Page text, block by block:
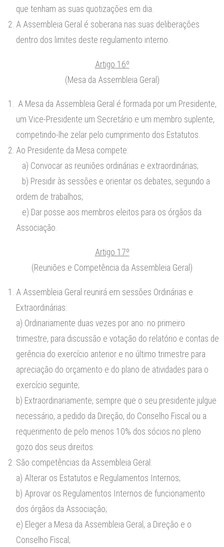
que tenham as suas quotizações em dia.
A Assembleia Geral é soberana nas suas deliberações
dentro dos limites deste regulamento interno.
Artigo 16º
(Mesa da Assembleia Geral)
A Mesa da Assembleia Geral é formada por um Presidente,
um Vice-Presidente um Secretário e um membro suplente,
competindo-lhe zelar pelo cumprimento dos Estatutos.
Ao Presidente da Mesa compete:
a) Convocar as reuniões ordinárias e extraordinárias;
b) Presidir às sessões e orientar os debates, segundo a
ordem de trabalhos;
e) Dar posse aos membros eleitos para os órgãos da
Associação.
Artigo 17º
(Reuniões e Competência da Assembleia Geral)
A Assembleia Geral reunirá em sessões Ordinárias e
Extraordinárias:
a) Ordinariamente duas vezes por ano: no primeiro
trimestre, para discussão e votação do relatório e contas de
gerência do exercício anterior e no último trimestre para
apreciação do orçamento e do plano de atividades para o
exercício seguinte;
b) Extraordinariamente, sempre que o seu presidente julgue
necessário, a pedido da Direção, do Conselho Fiscal ou a
requerimento de pelo menos 10% dos sócios no pleno
gozo dos seus direitos.
São competências da Assembleia Geral:
a) Alterar os Estatutos e Regulamentos Internos;
b) Aprovar os Regulamentos Internos de funcionamento
dos órgãos da Associação;
e) Eleger a Mesa da Assembleia Geral, a Direção e o
Conselho Fiscal;